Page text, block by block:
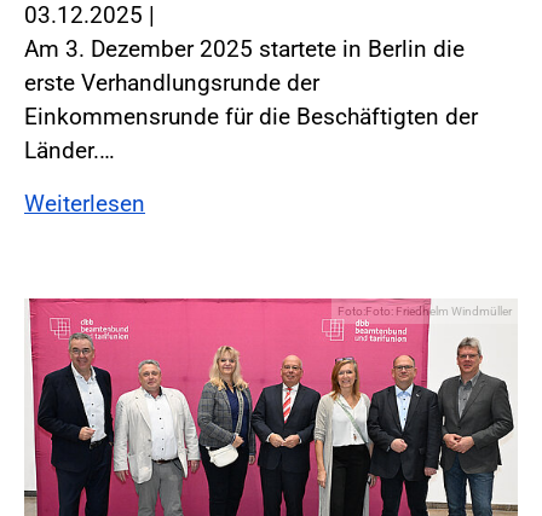
03.12.2025 |
Am 3. Dezember 2025 startete in Berlin die
erste Verhandlungsrunde der
Einkommensrunde für die Beschäftigten der
Länder.…
Weiterlesen
Foto:Foto: Friedhelm Windmüller